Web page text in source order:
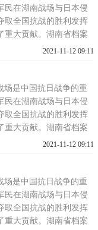
本书
民在湖南战场与日本侵
取全国抗战的胜利发挥
重大贡献。湖南省档案
案馆将抗日战争时期湖
史料》，这对抗日战
日战争史的研究都将起
本书
2021-11-12 09:11
场是中国抗日战争的重
民在湖南战场与日本侵
取全国抗战的胜利发挥
重大贡献。湖南省档案
案馆将抗日战争时期湖
史料》，这对抗日战
日战争史的研究都将起
本书
2021-11-12 09:11
场是中国抗日战争的重
民在湖南战场与日本侵
取全国抗战的胜利发挥
重大贡献。湖南省档案